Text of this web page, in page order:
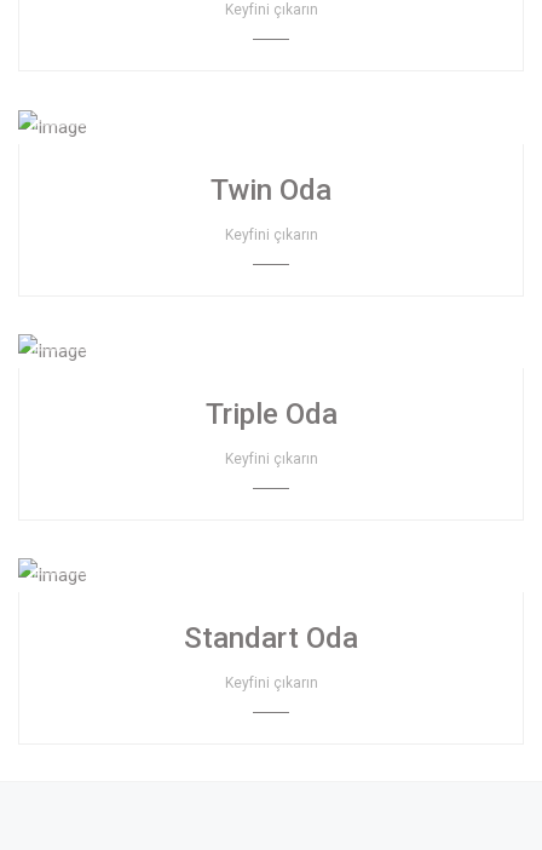
Keyfini çıkarın
Twin Oda
Keyfini çıkarın
Triple Oda
Keyfini çıkarın
Standart Oda
Keyfini çıkarın